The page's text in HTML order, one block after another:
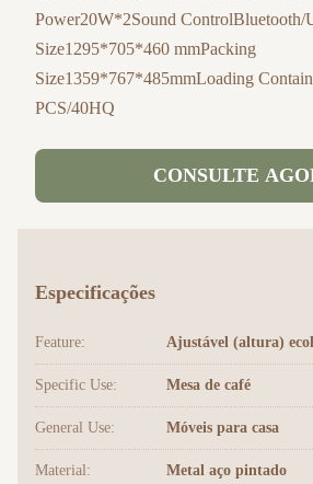
Power20W*2Sound ControlBluetooth/
Size1295*705*460 mmPacking
Size1359*767*485mmLoading
PCS/40HQ
CONSULTE
Especificações
Feature: Ajustável (altura)
Specific Use: Mesa de café
General Use: Móveis para casa
Material: Metal aço pintado